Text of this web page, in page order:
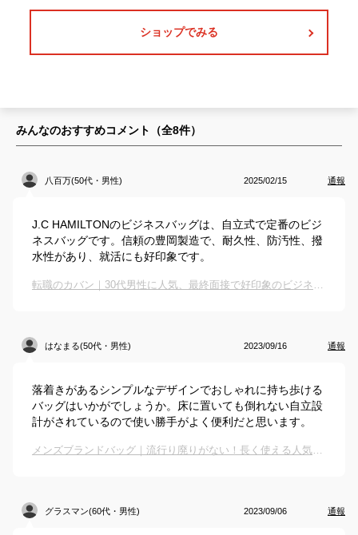
ショップでみる
みんなのおすすめコメント（全8件）
八百万(50代・男性) 2025/02/15 通報
J.C HAMILTONのビジネスバッグは、自立式で定番のビジ
ネスバッグです。信頼の豊岡製造で、耐久性、防汚性、撥
水性があり、就活にも好印象です。
転職のカバン｜30代男性に人気、最終面接で好印象のビジネスバッグは？
はなまる(50代・男性) 2023/09/16 通報
落着きがあるシンプルなデザインでおしゃれに持ち歩ける
バッグはいかがでしょうか。床に置いても倒れない自立設
計がされているので使い勝手がよく便利だと思います。
メンズブランドバッグ｜流行り廃りがない！長く使える人気ブランドバッグのおすすめは？
グラスマン(60代・男性) 2023/09/06 通報